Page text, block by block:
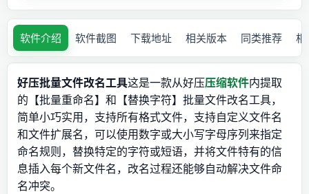
软件介绍 软件截图 下载地址 相关版本 同类推荐 相
好压批量文件改名工具这是一款从好压压缩软件内提取
的【批量重命名】和【替换字符】批量文件改名工具，
简单小巧实用，支持所有格式文件，支持自定义文件名
和文件扩展名，可以使用数字或大小写字母序列来指定
命名规则，替换特定的字符或短语，并将文件特有的信
息插入每个新文件名，改名过程还能够自动解决文件命
名冲突。